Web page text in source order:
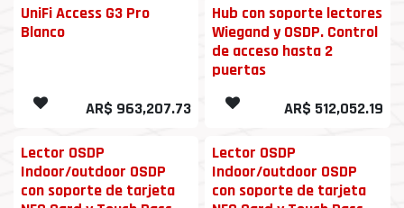
UniFi Access G3 Pro
Blanco
AR$ 963,207.73
Hub con soporte lectores
Wiegand y OSDP. Control
de acceso hasta 2
puertas
AR$ 512,052.19
Lector OSDP
Indoor/outdoor OSDP
con soporte de tarjeta
Lector OSDP
Indoor/outdoor OSDP
con soporte de tarjeta